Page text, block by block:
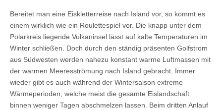
Bereitet man eine Eiskletterreise nach Island vor, so kommt es
einem wirklich wie ein Roulettespiel vor. Die knapp unter dem
Polarkreis liegende Vulkaninsel lässt auf kalte Temperaturen im
Winter schließen. Doch durch den ständig präsenten Golfstrom
aus Südwesten werden nahezu konstant warme Luftmassen mit
der warmen Meeresströmung nach Island gebracht. Immer
wieder gibt es auch während der Wintersaison extreme
Wärmeperioden, welche meist die gesamte Eislandschaft
binnen weniger Tagen abschmelzen lassen. Beim dritten Anlauf